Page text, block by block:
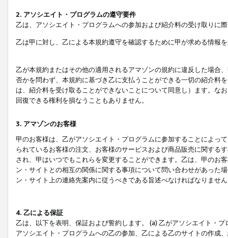
2. アソシエイト・プログラムの遵守要件
乙は、アソシエイト・プログラムへの参加および紹介料の受け取りに
乙は甲に対し、乙による本規約遵守を確認するために甲が求める情報
乙が本規約またはその他の適用されるアマゾンの規約に違反した場合
否かを問わず、本規約に基づき乙に支払うことができる一切の紹介料
は、紹介料を受け取ることができないことについて同意し）ます。な
回復できる権利を損なうこともありません。
3. アマゾンのお客様
甲のお客様は、乙がアソシエイト・プログラムに参加することによっ
られているお客様の注文、お客様のサービスおよび商品販売に関する
され、甲はいつでもこれらを変更することができます。乙は、甲のお
ン・サイトとの相互の関係に関する事項について問い合わせがあった
ン・サイト上の連絡先案内に従うべきである旨述べなければなりませ
4. 乙による保証
乙は、以下を表明、保証および誓約します。 (a) 乙がアソシエイト・
アソシエイト・プログラムへの乙の参加、乙による乙のサイトの作成